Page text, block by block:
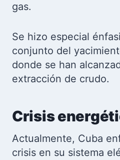
gas.
Se hizo especial
conjunto del
donde se han
extracción de crudo.
Crisis
Actualmente, Cuba
crisis en su sistema